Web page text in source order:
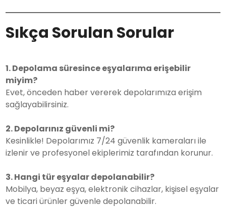
Sıkça Sorulan Sorular
1. Depolama süresince eşyalarıma erişebilir
miyim?
Evet, önceden haber vererek depolarımıza erişim
sağlayabilirsiniz.
2. Depolarınız güvenli mi?
Kesinlikle! Depolarımız 7/24 güvenlik kameraları ile
izlenir ve profesyonel ekiplerimiz tarafından korunur.
3. Hangi tür eşyalar depolanabilir?
Mobilya, beyaz eşya, elektronik cihazlar, kişisel eşyalar
ve ticari ürünler güvenle depolanabilir.